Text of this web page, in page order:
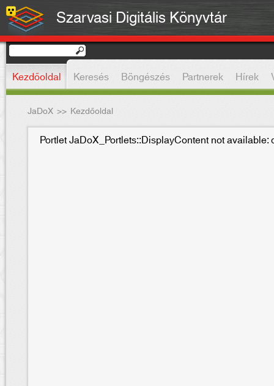
Szarvasi Digitális Könyvtár
Kezdőoldal Keresés Böngészés Partnerek Hírek
JaDoX >> Kezdőoldal
Portlet JaDoX_Portlets::DisplayContent not